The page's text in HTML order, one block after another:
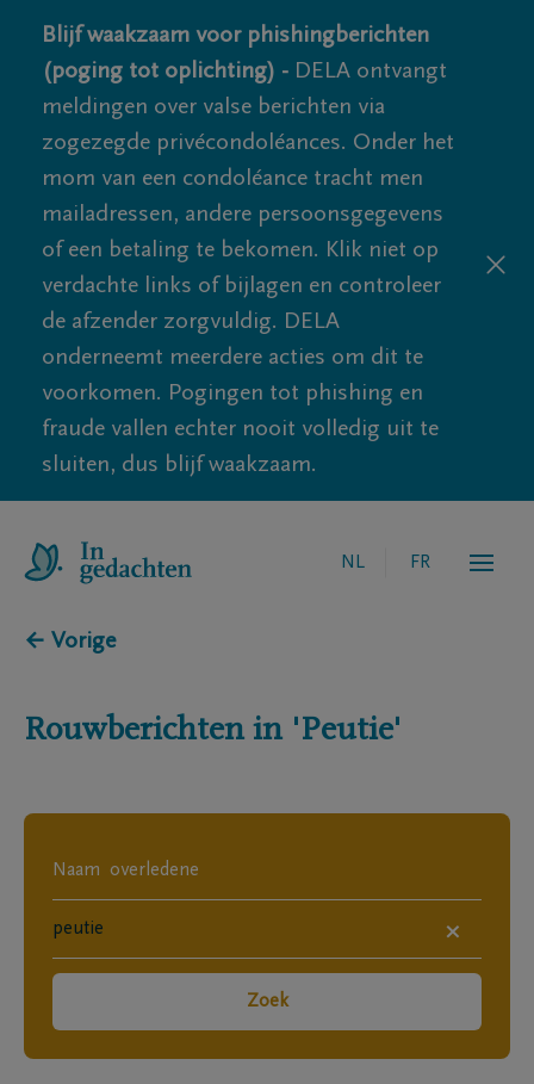
Blijf waakzaam voor phishingberichten
(poging tot oplichting) - DELA ontvangt
meldingen over valse berichten via
zogezegde privécondoléances. Onder het
mom van een condoléance tracht men
mailadressen, andere persoonsgegevens
of een betaling te bekomen. Klik niet op
verdachte links of bijlagen en controleer
de afzender zorgvuldig. DELA
onderneemt meerdere acties om dit te
voorkomen. Pogingen tot phishing en
fraude vallen echter nooit volledig uit te
sluiten, dus blijf waakzaam.
NL FR
← Vorige
Rouwberichten in 'Peutie'
×
Zoek